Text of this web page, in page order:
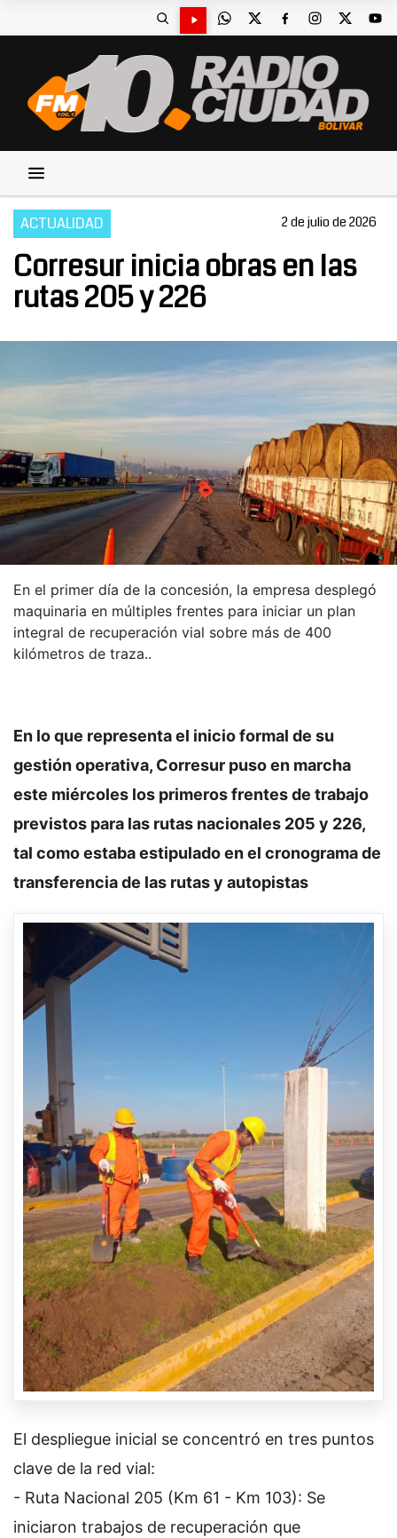
ACTUALIDAD 2 de julio de 2026
Corresur inicia obras en las
rutas 205 y 226
En el primer día de la concesión, la empresa desplegó
maquinaria en múltiples frentes para iniciar un plan
integral de recuperación vial sobre más de 400
kilómetros de traza..
En lo que representa el inicio formal de su
gestión operativa, Corresur puso en marcha
este miércoles los primeros frentes de trabajo
previstos para las rutas nacionales 205 y 226,
tal como estaba estipulado en el cronograma de
transferencia de las rutas y autopistas
El despliegue inicial se concentró en tres puntos
clave de la red vial:
- Ruta Nacional 205 (Km 61 - Km 103): Se
iniciaron trabajos de recuperación que